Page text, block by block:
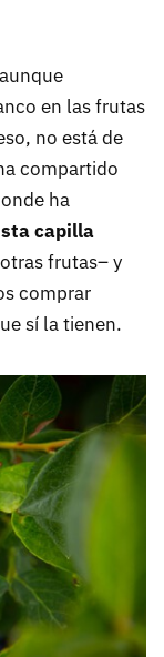
en las frutas
no está de
compartido
ha
capilla
frutas– y
comprar
sí la tienen.